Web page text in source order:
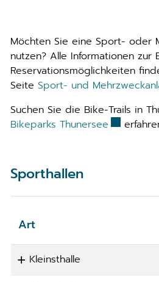
Möchten Sie eine Sport- oder
nutzen? Alle Informationen zur
Reservationsmöglichkeiten
Seite Sport- und
Suchen Sie die Bike-Trails in
Bikeparks Thunersee Externer
Sporthallen
Art
Kleinsthalle